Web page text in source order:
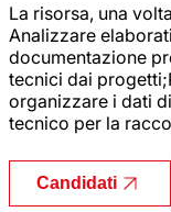
La risorsa, una
Analizzare
documentazione
tecnici dai
organizzare i dati
tecnico per la
Candidati